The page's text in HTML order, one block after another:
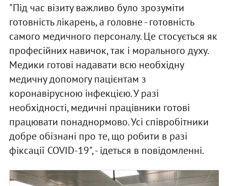
"Під час візиту важливо було зрозуміти
готовність лікарень, а головне - готовність
самого медичного персоналу. Це стосується як
професійних навичок, так і морального духу.
Медики готові надавати всю необхідну
медичну допомогу пацієнтам з
коронавірусною інфекцією. У разі
необхідності, медичні працівники готові
працювати понаднормово. Усі співробітники
добре обізнані про те, що робити в разі
фіксації COVID-19", - ідеться в повідомленні.